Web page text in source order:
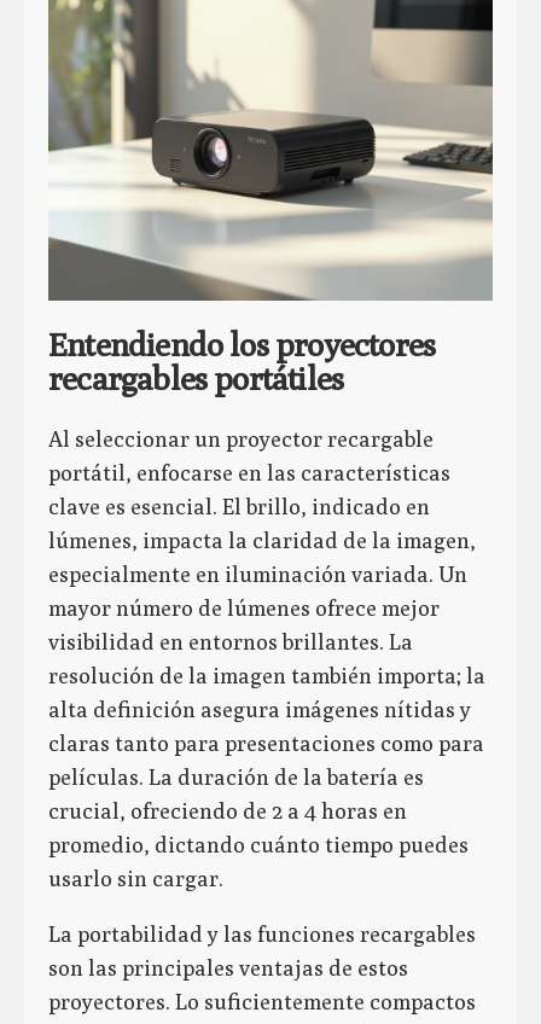
Entendiendo los proyectores
recargables portátiles
Al seleccionar un proyector recargable
portátil, enfocarse en las características
clave es esencial. El brillo, indicado en
lúmenes, impacta la claridad de la imagen,
especialmente en iluminación variada. Un
mayor número de lúmenes ofrece mejor
visibilidad en entornos brillantes. La
resolución de la imagen también importa; la
alta definición asegura imágenes nítidas y
claras tanto para presentaciones como para
películas. La duración de la batería es
crucial, ofreciendo de 2 a 4 horas en
promedio, dictando cuánto tiempo puedes
usarlo sin cargar.
La portabilidad y las funciones recargables
son las principales ventajas de estos
proyectores. Lo suficientemente compactos